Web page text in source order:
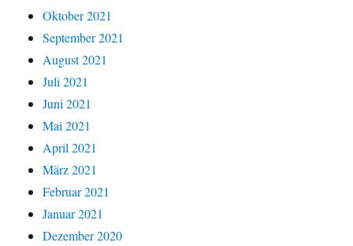
Oktober 2021
September 2021
August 2021
Juli 2021
Juni 2021
Mai 2021
April 2021
März 2021
Februar 2021
Januar 2021
Dezember 2020